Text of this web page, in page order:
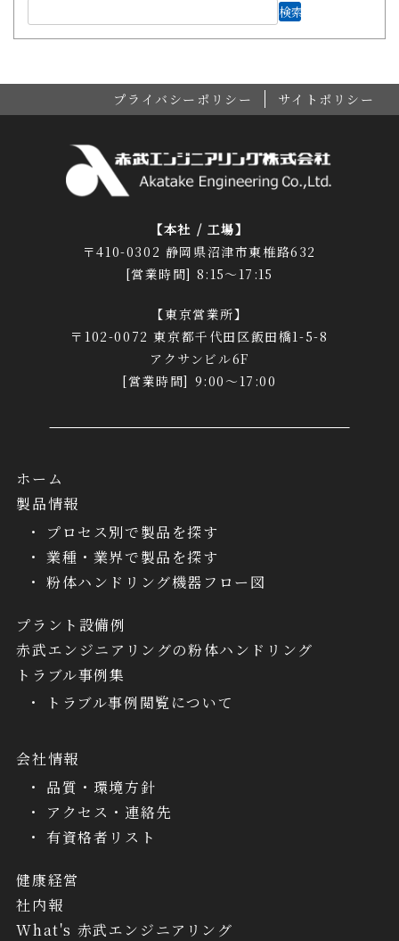
プライバシーポリシー サイトポリシー
【本社 / 工場】
〒410-0302 静岡県沼津市東椎路632
[営業時間] 8:15～17:15
【東京営業所】
〒102-0072 東京都千代田区飯田橋1-5-8
アクサンビル6F
[営業時間] 9:00～17:00
ホーム
製品情報
プロセス別で製品を探す
業種・業界で製品を探す
粉体ハンドリング機器フロー図
プラント設備例
赤武エンジニアリングの粉体ハンドリング
トラブル事例集
トラブル事例閲覧について
会社情報
品質・環境方針
アクセス・連絡先
有資格者リスト
健康経営
社内報
What's 赤武エンジニアリング